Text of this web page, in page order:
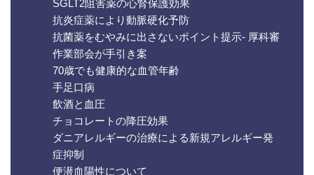
SGLT2阻害薬の心腎保護効果
抗炎症薬により動脈硬化予防
抗菌薬をむやみに出さないポイント提示- 厚科審
作業部会が手引き案
70歳でも健康的な血管年齢
手足口病
飲酒と血圧
チョコレートの降圧効果
ダニアレルギーの治療による新規アレルギー発
症抑制
便潜血陽性について